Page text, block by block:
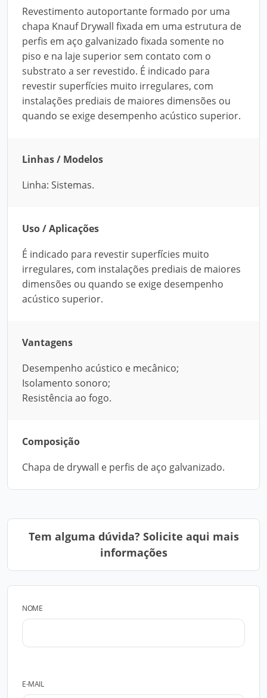
Revestimento autoportante formado por uma
chapa Knauf Drywall fixada em uma estrutura de
perfis em aço galvanizado fixada somente no
piso e na laje superior sem contato com o
substrato a ser revestido. É indicado para
revestir superfícies muito irregulares, com
instalações prediais de maiores dimensões ou
quando se exige desempenho acústico superior.
Linhas / Modelos
Linha: Sistemas.
Uso / Aplicações
É indicado para revestir superfícies muito
irregulares, com instalações prediais de maiores
dimensões ou quando se exige desempenho
acústico superior.
Vantagens
Desempenho acústico e mecânico;
Isolamento sonoro;
Resistência ao fogo.
Composição
Chapa de drywall e perfis de aço galvanizado.
Tem alguma dúvida? Solicite aqui mais
informações
NOME
E-MAIL